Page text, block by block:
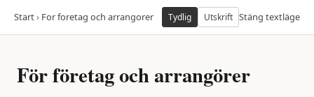
Start› For foretag och arrangorer Tydlig Utskrift Stäng textläge
För företag och arrangörer